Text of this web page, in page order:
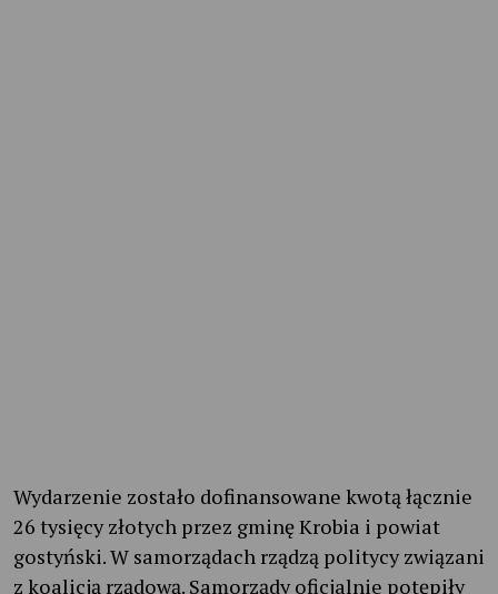
Wydarzenie zostało dofinansowane kwotą łącznie
26 tysięcy złotych przez gminę Krobia i powiat
gostyński. W samorządach rządzą politycy związani
z koalicją rządową. Samorządy oficjalnie potępiły